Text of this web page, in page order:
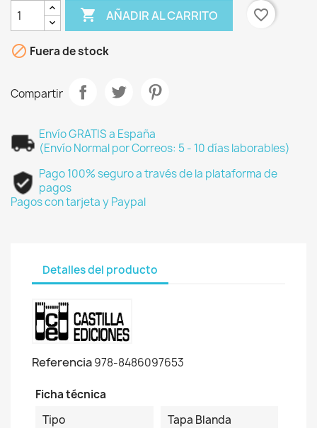
 AÑADIR AL CARRITO favorite_border
 Fuera de stock
Compartir
Envío GRATIS a España
(Envío Normal por Correos: 5 - 10 días laborables)
Pago 100% seguro a través de la plataforma de
pagos
Pagos con tarjeta y Paypal
Detalles del producto
Referencia978-8486097653
Ficha técnica
Tipo
Tapa Blanda